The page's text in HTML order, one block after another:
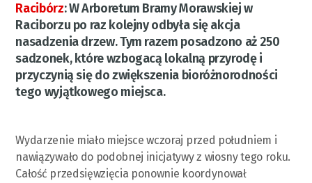
Racibórz:W Arboretum Bramy Morawskiej w
Raciborzu po raz kolejny odbyła się akcja
nasadzenia drzew. Tym razem posadzono aż 250
sadzonek, które wzbogacą lokalną przyrodę i
przyczynią się do zwiększenia bioróżnorodności
tego wyjątkowego miejsca.
Wydarzenie miało miejsce wczoraj przed południem i
nawiązywało do podobnej inicjatywy z wiosny tego roku.
Całość przedsięwzięcia ponownie koordynował